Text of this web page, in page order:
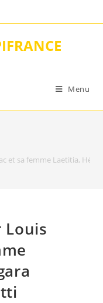
Menu
et sa femme Laetitia,
Louis